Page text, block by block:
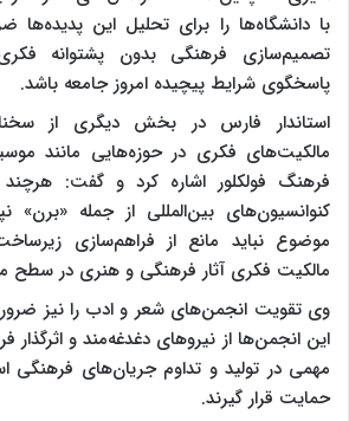
با دانشگاه‌ها را برای تحلیل این
تصمیم‌سازی فرهنگی بدون پشتوانه
پاسخگوی شرایط پیچیده امروز جامعه باشد.
استاندار فارس در بخش دیگری از
مالکیت‌های فکری در حوزه‌هایی مانند
فرهنگ فولکلور اشاره کرد و گفت:
کنوانسیون‌های بین‌المللی از جمله «برن»
موضوع نباید مانع از فراهم‌سازی
مالکیت فکری آثار فرهنگی و هنری در سطح
وی تقویت انجمن‌های شعر و ادب را نیز
این انجمن‌ها از نیروهای دغدغه‌مند و
مهمی در تولید و تداوم جریان‌های فرهنگی
حمایت قرار گیرند.